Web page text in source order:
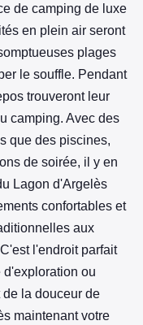
de camping de luxe
en plein air seront
plages
le souffle. Pendant
trouveront leur
camping. Avec des
que des piscines,
de soirée, il y en
Lagon d'Argelès
confortables et
aux
l'endroit parfait
d'exploration ou
la douceur de
maintenant votre